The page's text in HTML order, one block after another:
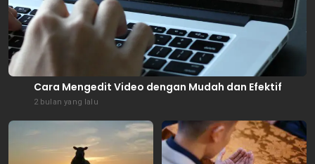
Cara Mengedit Video dengan Mudah dan Efektif
2 bulan yang lalu